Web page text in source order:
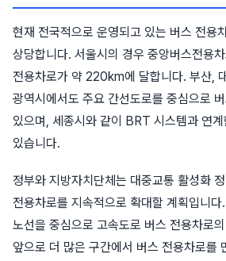
현재 전국적으로 운영되고 있는 버스 전용
상당합니다. 서울시의 경우 중앙버스전용
전용차로가 약 220km에 달합니다. 부산,
광역시에서도 주요 간선도로를 중심으로
있으며, 세종시와 같이 BRT 시스템과 연
있습니다.
정부와 지방자치단체는 대중교통 활성화
전용차로를 지속적으로 확대할 계획입니
노선을 중심으로 고속도로 버스 전용차로
앞으로 더 많은 구간에서 버스 전용차로를